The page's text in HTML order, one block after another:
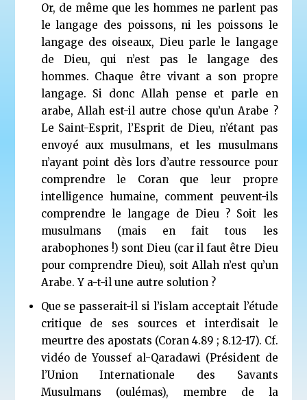
Or, de même que les hommes ne parlent pas
le langage des poissons, ni les poissons le
langage des oiseaux, Dieu parle le langage
de Dieu, qui n’est pas le langage des
hommes. Chaque être vivant a son propre
langage. Si donc Allah pense et parle en
arabe, Allah est-il autre chose qu’un Arabe ?
Le Saint-Esprit, l’Esprit de Dieu, n’étant pas
envoyé aux musulmans, et les musulmans
n’ayant point dès lors d’autre ressource pour
comprendre le Coran que leur propre
intelligence humaine, comment peuvent-ils
comprendre le langage de Dieu ? Soit les
musulmans (mais en fait tous les
arabophones !) sont Dieu (car il faut être Dieu
pour comprendre Dieu), soit Allah n’est qu’un
Arabe. Y a-t-il une autre solution ?
Que se passerait-il si l’islam acceptait l’étude
critique de ses sources et interdisait le
meurtre des apostats (Coran 4.89 ; 8.12-17). Cf.
vidéo de Youssef al-Qaradawi (Président de
l’Union Internationale des Savants
Musulmans (oulémas), membre de la